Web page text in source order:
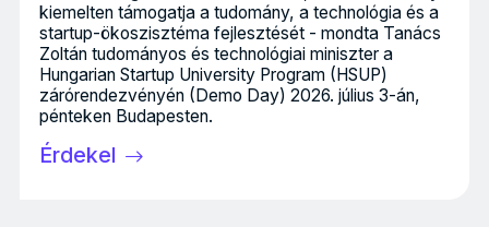
kiemelten támogatja a tudomány, a technológia és a
startup-ökoszisztéma fejlesztését - mondta Tanács
Zoltán tudományos és technológiai miniszter a
Hungarian Startup University Program (HSUP)
zárórendezvényén (Demo Day) 2026. július 3-án,
pénteken Budapesten.
Érdekel